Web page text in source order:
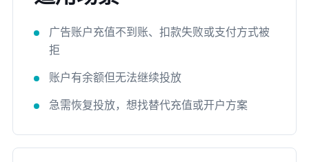
广告账户充值不到账、扣款失败或支付方式被
拒
账户有余额但无法继续投放
急需恢复投放，想找替代充值或开户方案